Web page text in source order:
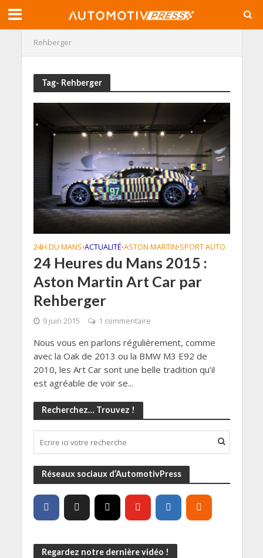
Rehberger
Tag- Rehberger
24H DU MANS•ACTUALITÉ•ASTON MARTIN•SPORT AUTO
24 Heures du Mans 2015 :
Aston Martin Art Car par
Rehberger
9 juin 2015 1 commentaire
Nous vous en parlons régulièrement, comme
avec la Oak de 2013 ou la BMW M3 E92 de
2010, les Art Car sont une belle tradition qu’il
est agréable de voir se...
Recherchez… Trouvez !
Réseaux sociaux d’AutomotivPress
Regardez notre dernière vidéo !